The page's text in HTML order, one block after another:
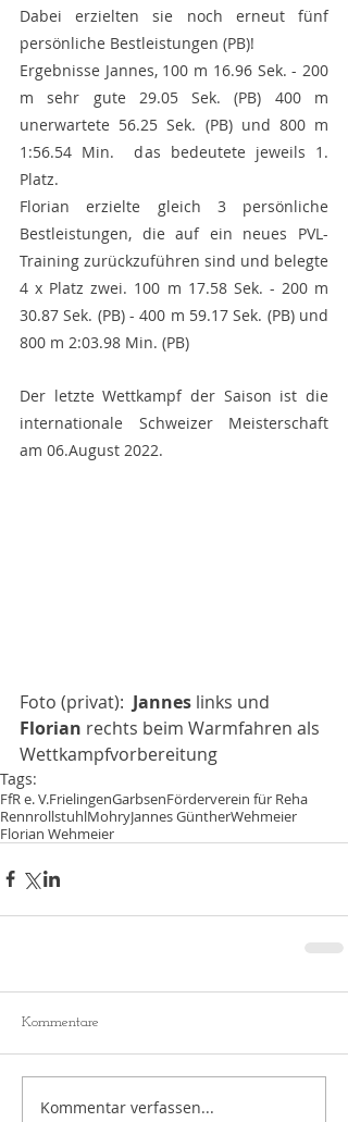
Dabei erzielten sie noch erneut fünf
persönliche Bestleistungen (PB)!
Ergebnisse Jannes, 100 m 16.96 Sek. - 200
m sehr gute 29.05 Sek. (PB) 400 m
unerwartete 56.25 Sek. (PB) und 800 m
1:56.54 Min.  das bedeutete jeweils 1.
Platz.
Florian erzielte gleich 3 persönliche
Bestleistungen, die auf ein neues PVL-
Training zurückzuführen sind und belegte
4 x Platz zwei. 100 m 17.58 Sek. - 200 m
30.87 Sek. (PB) - 400 m 59.17 Sek. (PB) und
800 m 2:03.98 Min. (PB)
Der letzte Wettkampf der Saison ist die
internationale Schweizer Meisterschaft
am 06.August 2022.
Foto (privat): Jannes links und
Florian rechts beim Warmfahren als
Wettkampfvorbereitung
Tags:
FfR e. V.FrielingenGarbsenFörderverein für Reha
RennrollstuhlMohryJannes GüntherWehmeier
Florian Wehmeier
Kommentare
Kommentar verfassen...